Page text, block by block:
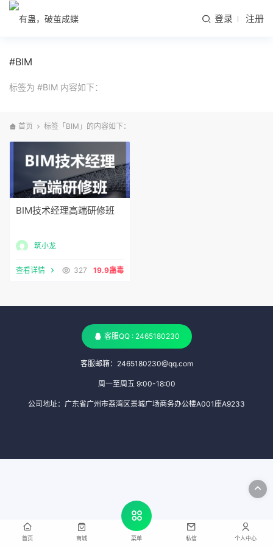
登录 注册
#BIM
标签为 #BIM 内容如下：
首页 标签「BIM」的内容如下：
BIM技术经理高端研修班
筑小龙
查看详情 327 19.9蛊毒
客服QQ : 2465180230
客服邮箱：2465180230@qq.com
周一至周五 9:00-18:00
公司地址：广东省广州市荔湾区景城广场商务办公楼A001座A9233
首页 商城 菜单 私信 个人中心